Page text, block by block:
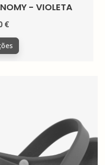
- VIOLETA
€